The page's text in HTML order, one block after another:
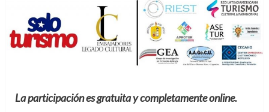
La participación es gratuita y completamente online.